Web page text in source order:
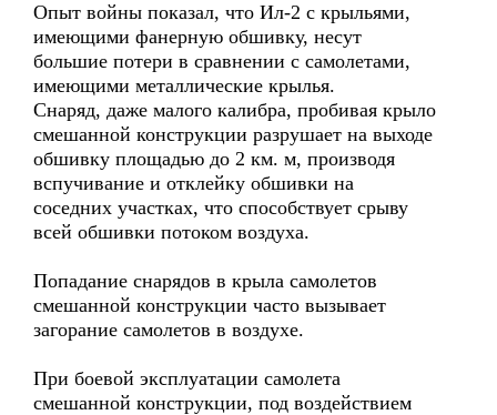
Опыт войны показал, что Ил-2 с крыльями,
имеющими фанерную обшивку, несут
большие потери в сравнении с самолетами,
имеющими металлические крылья.
Снаряд, даже малого калибра, пробивая крыло
смешанной конструкции разрушает на выходе
обшивку площадью до 2 км. м, производя
вспучивание и отклейку обшивки на
соседних участках, что способствует срыву
всей обшивки потоком воздуха.
Попадание снарядов в крыла самолетов
смешанной конструкции часто вызывает
загорание самолетов в воздухе.
При боевой эксплуатации самолета
смешанной конструкции, под воздействием